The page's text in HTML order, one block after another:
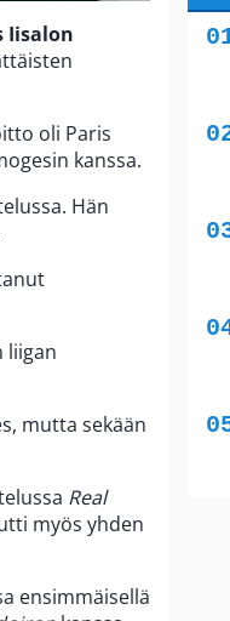
Iisalon
oli Paris
kanssa.
Hän
liigan
mutta sekään
Real
myös yhden
ensimmäisellä